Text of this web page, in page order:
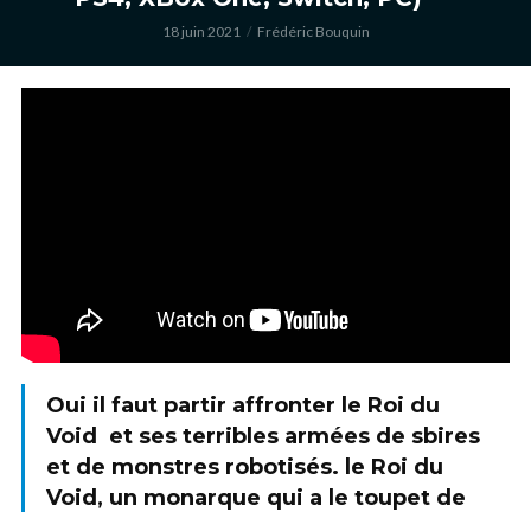
18 juin 2021 Frédéric Bouquin
Oui il faut partir affronter le Roi du
Void et ses terribles armées de sbires
et de monstres robotisés. le Roi du
Void, un monarque qui a le toupet de